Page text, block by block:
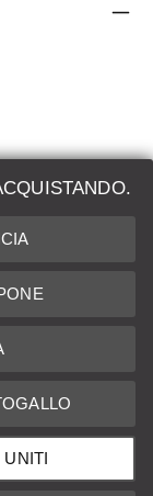
UNITI
Unito incl. IVA più